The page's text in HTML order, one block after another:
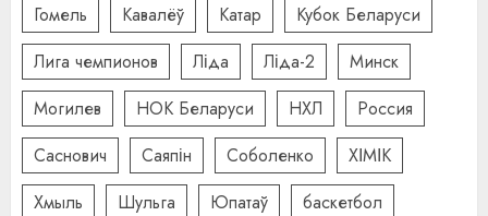
Гомель
Кавалёў Катар
Кубок Беларуси
Лига чемпионов
Ліда Ліда-2
Минск
Могилев
НОК Беларуси НХЛ
Россия
Саснович
Саяпін Соболенко
ХІМІК
Хмыль
Шульга Юпатаў
баскетбол